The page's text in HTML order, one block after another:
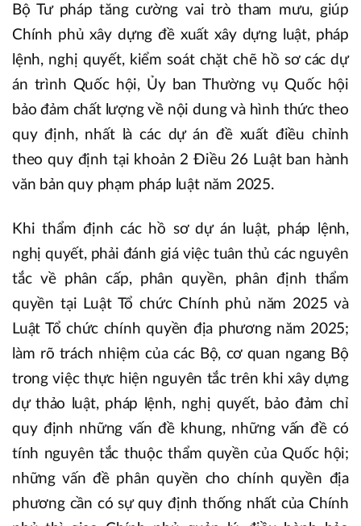
Bộ Tư pháp tăng cường vai trò tham mưu, giúp
Chính phủ xây dựng đề xuất xây dựng luật, pháp
lệnh, nghị quyết, kiểm soát chặt chẽ hồ sơ các dự
án trình Quốc hội, Ủy ban Thường vụ Quốc hội
bảo đảm chất lượng về nội dung và hình thức theo
quy định, nhất là các dự án đề xuất điều chỉnh
theo quy định tại khoản 2 Điều 26 Luật ban hành
văn bản quy phạm pháp luật năm 2025.
Khi thẩm định các hồ sơ dự án luật, pháp lệnh,
nghị quyết, phải đánh giá việc tuân thủ các nguyên
tắc về phân cấp, phân quyền, phân định thẩm
quyền tại Luật Tổ chức Chính phủ năm 2025 và
Luật Tổ chức chính quyền địa phương năm 2025;
làm rõ trách nhiệm của các Bộ, cơ quan ngang Bộ
trong việc thực hiện nguyên tắc trên khi xây dựng
dự thảo luật, pháp lệnh, nghị quyết, bảo đảm chỉ
quy định những vấn đề khung, những vấn đề có
tính nguyên tắc thuộc thẩm quyền của Quốc hội;
những vấn đề phân quyền cho chính quyền địa
phương cần có sự quy định thống nhất của Chính